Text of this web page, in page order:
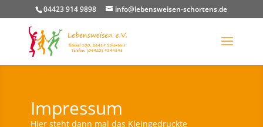
04423 914 9898 info@lebensweisen-schortens.de
Impressum
Hier steht dann mal das Kleingedruckte